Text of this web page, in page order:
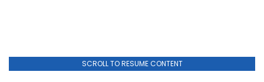
SCROLL TO RESUME CONTENT